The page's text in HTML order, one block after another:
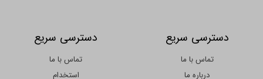
دسترسی سریع
تماس با ما
درباره ما
دسترسی سریع
تماس با ما
استخدام